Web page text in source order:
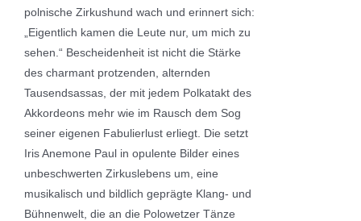
polnische Zirkushund wach und erinnert sich:
„Eigentlich kamen die Leute nur, um mich zu
sehen.“ Bescheidenheit ist nicht die Stärke
des charmant protzenden, alternden
Tausendsassas, der mit jedem Polkatakt des
Akkordeons mehr wie im Rausch dem Sog
seiner eigenen Fabulierlust erliegt. Die setzt
Iris Anemone Paul in opulente Bilder eines
unbeschwerten Zirkuslebens um, eine
musikalisch und bildlich geprägte Klang- und
Bühnenwelt, die an die Polowetzer Tänze